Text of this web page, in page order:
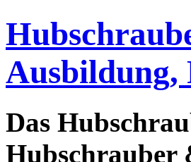
Ausbildung,
Das
Hubschrauber